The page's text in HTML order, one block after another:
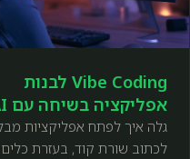
Vibe Coding לבנות
אפליקציה בשיחה עם AI
גלה איך לפתח אפליקציות
לכתוב שורת קוד, בעזרת